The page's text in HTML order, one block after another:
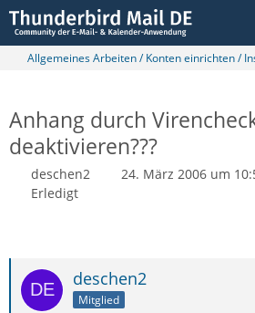
Allgemeines Arbeiten / Konten einrichten /
Anhang durch
deaktivieren???
deschen2 24. März 2006 um
Erledigt
deschen2
Mitglied